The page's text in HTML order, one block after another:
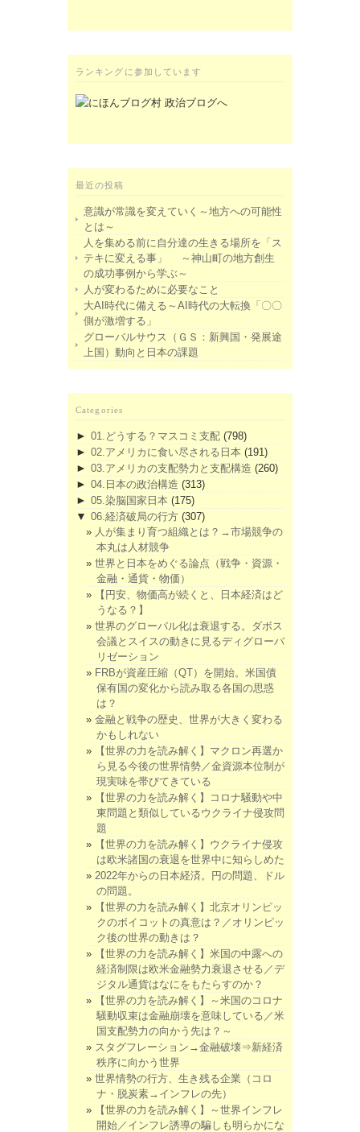
ランキングに参加しています
最近の投稿
意識が常識を変えていく～地方への可能性
とは～
人を集める前に自分達の生きる場所を「ス
テキに変える事」 ～神山町の地方創生
の成功事例から学ぶ～
人が変わるために必要なこと
大AI時代に備える～AI時代の大転換「〇〇
側が激増する」
グローバルサウス（ＧＳ：新興国・発展途
上国）動向と日本の課題
Categories
► 01.どうする？マスコミ支配 (798)
► 02.アメリカに食い尽される日本 (191)
► 03.アメリカの支配勢力と支配構造 (260)
► 04.日本の政治構造 (313)
► 05.染脳国家日本 (175)
▼ 06.経済破局の行方 (307)
人が集まり育つ組織とは？→市場競争の
本丸は人材競争
世界と日本をめぐる論点（戦争・資源・
金融・通貨・物価）
【円安、物価高が続くと、日本経済はど
うなる？】
世界のグローバル化は衰退する。ダボス
会議とスイスの動きに見るディグローバ
リゼーション
FRBが資産圧縮（QT）を開始。米国債
保有国の変化から読み取る各国の思惑
は？
金融と戦争の歴史、世界が大きく変わる
かもしれない
【世界の力を読み解く】マクロン再選か
ら見る今後の世界情勢／金資源本位制が
現実味を帯びてきている
【世界の力を読み解く】コロナ騒動や中
東問題と類似しているウクライナ侵攻問
題
【世界の力を読み解く】ウクライナ侵攻
は欧米諸国の衰退を世界中に知らしめた
2022年からの日本経済。円の問題、ドル
の問題。
【世界の力を読み解く】北京オリンピッ
クのボイコットの真意は？／オリンピッ
ク後の世界の動きは？
【世界の力を読み解く】米国の中露への
経済制限は欧米金融勢力衰退させる／デ
ジタル通貨はなにをもたらすのか？
【世界の力を読み解く】～米国のコロナ
騒動収束は金融崩壊を意味している／米
国支配勢力の向かう先は？～
スタグフレーション→金融破壊⇒新経済
秩序に向かう世界
世界情勢の行方、生き残る企業（コロ
ナ・脱炭素→インフレの先）
【世界の力を読み解く】～世界インフレ
開始／インフレ誘導の騙しも明らかにな